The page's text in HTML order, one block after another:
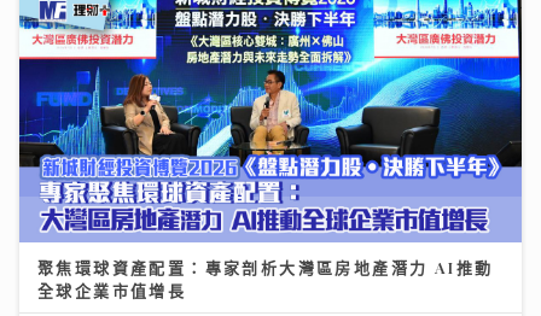
聚焦環球資產配置：專家剖析大灣區房地產潛力 AI推動
全球企業市值增長